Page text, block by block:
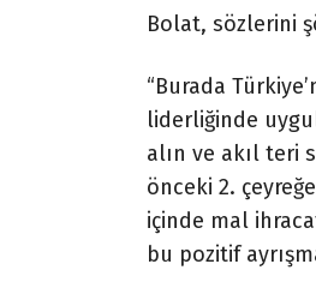
Bolat, sözlerini
“Burada
liderliğinde
alın ve akıl teri
önceki 2.
içinde mal
bu pozitif